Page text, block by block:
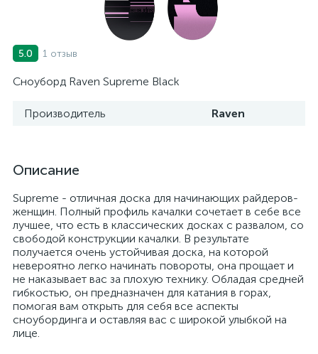
5.0 1 отзыв
Сноуборд Raven Supreme Black
Производитель Raven
Описание
Supreme - отличная доска для начинающих райдеров-
женщин. Полный профиль качалки сочетает в себе все
лучшее, что есть в классических досках с развалом, со
свободой конструкции качалки. В результате
получается очень устойчивая доска, на которой
невероятно легко начинать повороты, она прощает и
не наказывает вас за плохую технику. Обладая средней
гибкостью, он предназначен для катания в горах,
помогая вам открыть для себя все аспекты
сноубординга и оставляя вас с широкой улыбкой на
лице.